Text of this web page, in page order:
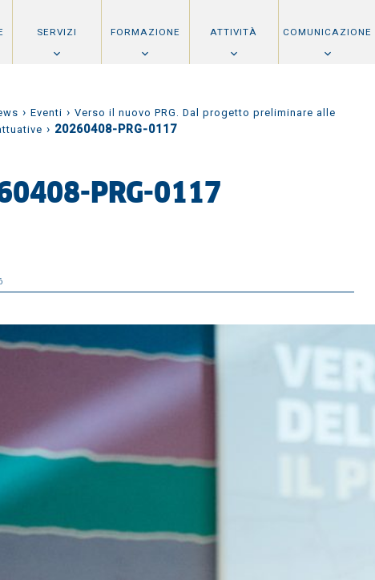
SERVIZI FORMAZIONE ATTIVITÀ COMUNICAZIONE
› Eventi › Verso il nuovo PRG. Dal progetto preliminare alle
› 20260408-PRG-0117
PRG-0117